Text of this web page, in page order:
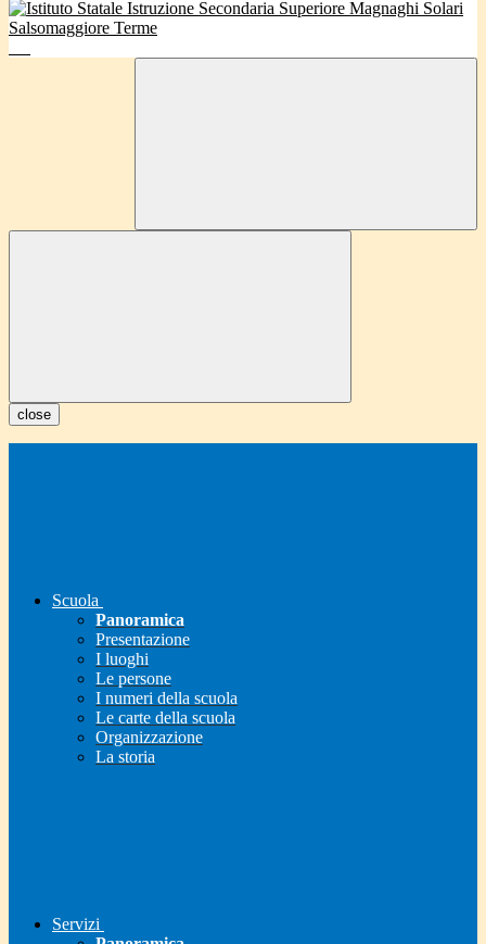
close
Scuola
Panoramica
Presentazione
I luoghi
Le persone
I numeri della scuola
Le carte della scuola
Organizzazione
La storia
Servizi